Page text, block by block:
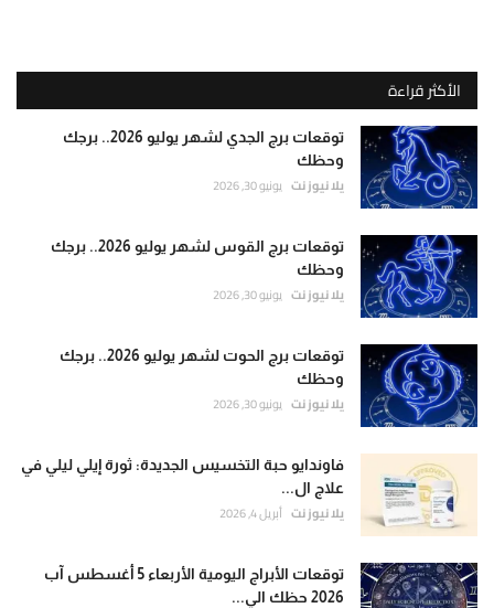
الأكثر قراءة
توقعات برج الجدي لشهر يوليو 2026.. برجك
وحظك
يلا نيوز نت يونيو 30, 2026
توقعات برج القوس لشهر يوليو 2026.. برجك
وحظك
يلا نيوز نت يونيو 30, 2026
توقعات برج الحوت لشهر يوليو 2026.. برجك
وحظك
يلا نيوز نت يونيو 30, 2026
فاوندايو حبة التخسيس الجديدة: ثورة إيلي ليلي في
علاج ال...
يلا نيوز نت أبريل 4, 2026
توقعات الأبراج اليومية الأربعاء 5 أغسطس آب
2026 حظك الي...